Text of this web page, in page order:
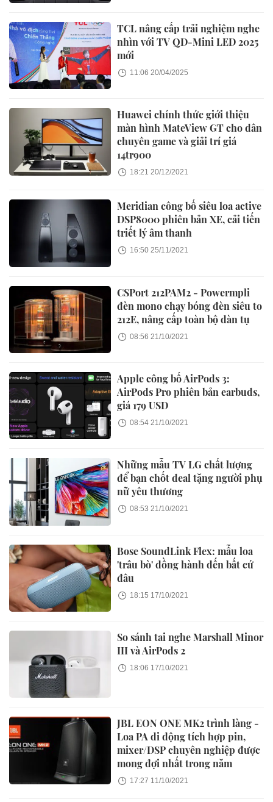
TCL nâng cấp trải nghiệm nghe
nhìn với TV QD-Mini LED 2025
mới
11:06 20/04/2025
Huawei chính thức giới thiệu
màn hình MateView GT cho dân
chuyên game và giải trí giá
14tr900
18:21 20/12/2021
Meridian công bố siêu loa active
DSP8000 phiên bản XE, cải tiến
triết lý âm thanh
16:50 25/11/2021
CSPort 212PAM2 - Powermpli
đèn mono chạy bóng đèn siêu to
212E, nâng cấp toàn bộ dàn tụ
08:56 21/10/2021
Apple công bố AirPods 3:
AirPods Pro phiên bản earbuds,
giá 179 USD
08:54 21/10/2021
Những mẫu TV LG chất lượng
để bạn chốt deal tặng người phụ
nữ yêu thương
08:53 21/10/2021
Bose SoundLink Flex: mẫu loa
'trâu bò' đồng hành đến bất cứ
đâu
18:15 17/10/2021
So sánh tai nghe Marshall Minor
III và AirPods 2
18:06 17/10/2021
JBL EON ONE MK2 trình làng -
Loa PA di động tích hợp pin,
mixer/DSP chuyên nghiệp được
mong đợi nhất trong năm
17:27 11/10/2021